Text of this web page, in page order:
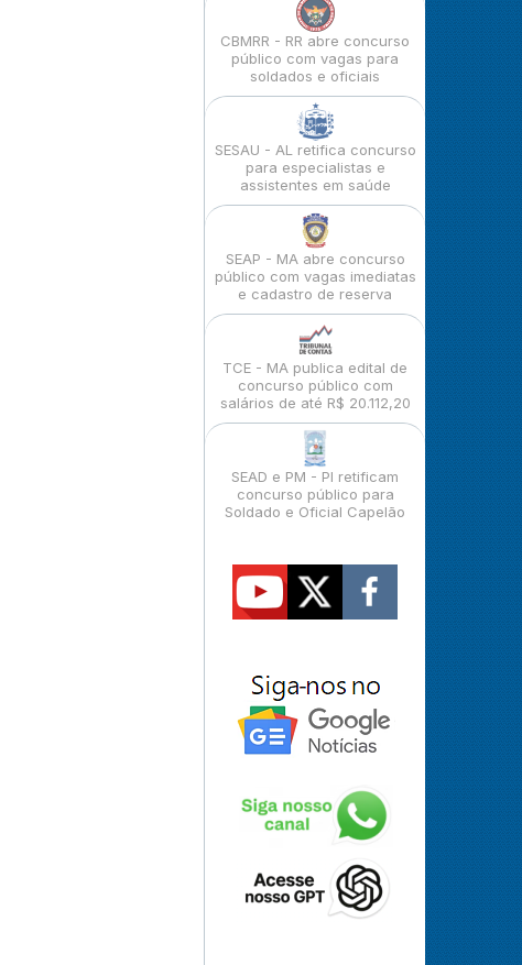
CBMRR - RR abre concurso
público com vagas para
soldados e oficiais
SESAU - AL retifica concurso
para especialistas e
assistentes em saúde
SEAP - MA abre concurso
público com vagas imediatas
e cadastro de reserva
TCE - MA publica edital de
concurso público com
salários de até R$ 20.112,20
SEAD e PM - PI retificam
concurso público para
Soldado e Oficial Capelão